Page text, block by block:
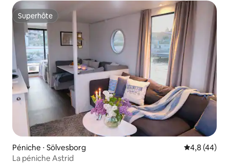
Superhôte
Superhôte
Péniche ⋅ Sölvesborg Évaluation
4,8 (44)
La péniche Astrid